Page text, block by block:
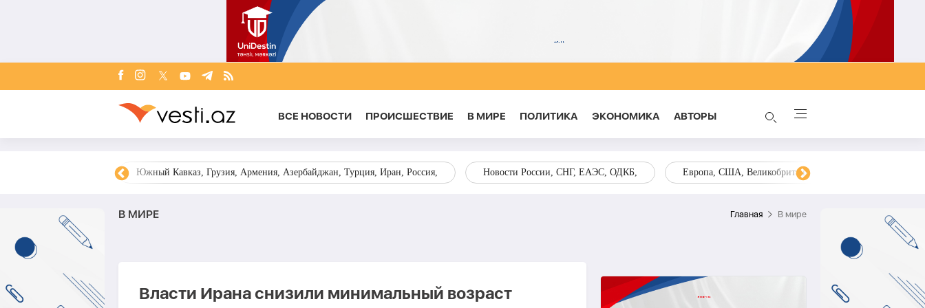
ВСЕ НОВОСТИ ПРОИСШЕСТВИЕ В МИРЕ ПОЛИТИКА ЭКОНОМИКА AВТОРЫ
Южный Кавказ, Грузия, Армения, Азербайджан, Турция, Иран, Россия, Новости России, СНГ, ЕАЭС, ОДКБ, Европа, США, Великобритания, Украина, Запад,
В МИРЕ Главная В мире
Власти Ирана снизили минимальный возраст